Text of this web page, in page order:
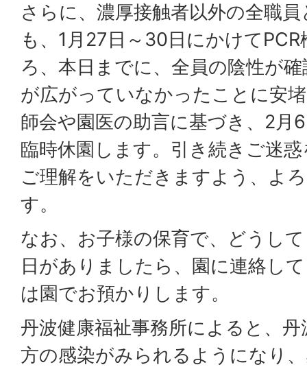
さらに、濃厚接触者以外の全職
も、1月27日～30日にかけて
ろ、本日までに、全員の陰性が
が広がっていなかったことに安
師会や園医の助言に基づき、2月
臨時休園します。引き続きご迷
ご理解をいただきますよう、よ
す。
なお、お子様の保育で、どうし
日がありましたら、園に連絡し
は園でお預かりします。
丹波健康福祉事務所によると、
方の感染がみられるようになり